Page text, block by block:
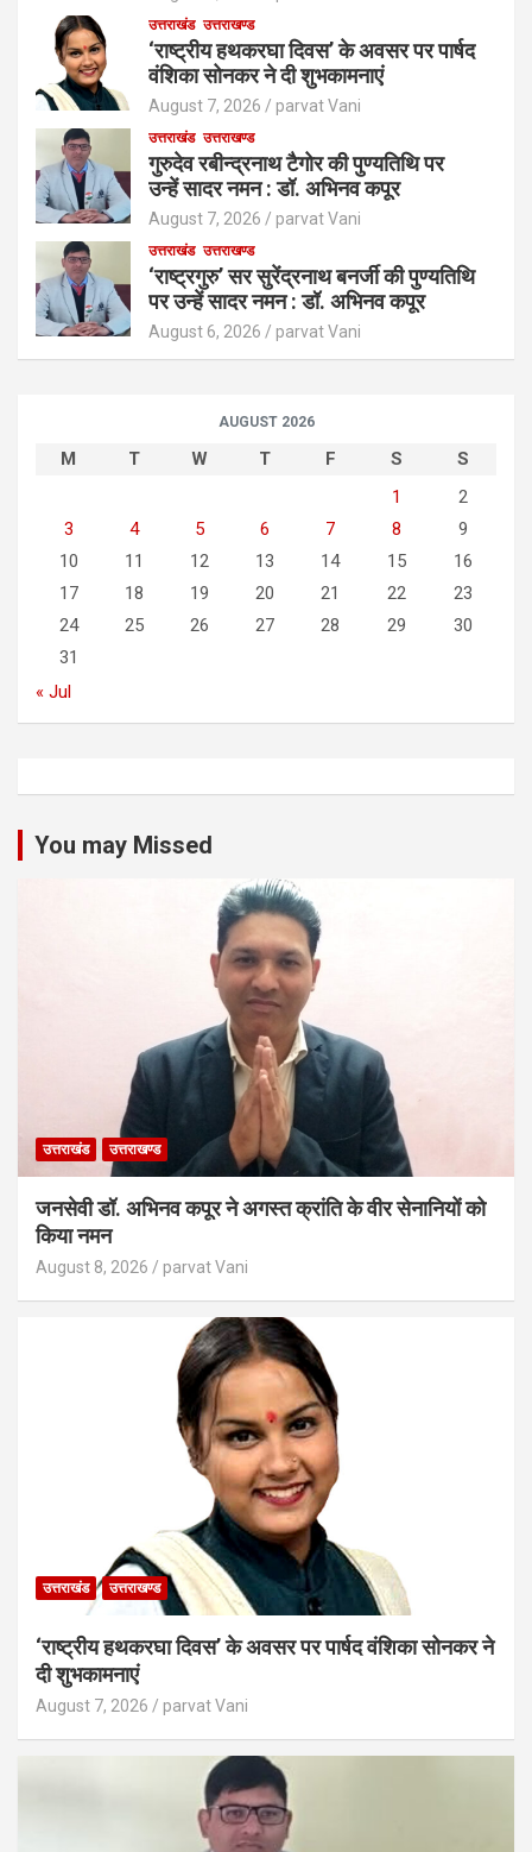
उत्तराखंड उत्तराखण्ड
‘राष्ट्रीय हथकरघा दिवस’ के अवसर पर पार्षद
वंशिका सोनकर ने दी शुभकामनाएं
August 7, 2026 parvat Vani
उत्तराखंड उत्तराखण्ड
गुरुदेव रबीन्द्रनाथ टैगोर की पुण्यतिथि पर
उन्हें सादर नमन : डॉ. अभिनव कपूर
August 7, 2026 parvat Vani
उत्तराखंड उत्तराखण्ड
‘राष्ट्रगुरु’ सर सुरेंद्रनाथ बनर्जी की पुण्यतिथि
पर उन्हें सादर नमन : डॉ. अभिनव कपूर
August 6, 2026 parvat Vani
AUGUST 2026
M T W T F S
S
1
2
3
4 5 6 7 8
9
10
11 12 13 14 15
16
17
18 19 20 21 22
23
24
25 26 27 28 29
30
31
« Jul
You may Missed
उत्तराखंड उत्तराखण्ड
जनसेवी डॉ. अभिनव कपूर ने अगस्त क्रांति के वीर सेनानियों को
किया नमन
August 8, 2026 parvat Vani
उत्तराखंड उत्तराखण्ड
‘राष्ट्रीय हथकरघा दिवस’ के अवसर पर पार्षद वंशिका सोनकर ने
दी शुभकामनाएं
August 7, 2026 parvat Vani